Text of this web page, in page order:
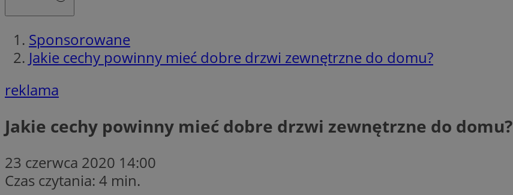
Sponsorowane
Jakie cechy powinny mieć dobre drzwi zewnętrzne do domu?
reklama
Jakie cechy powinny mieć dobre drzwi zewnętrzne do domu?
23 czerwca 2020 14:00
Czas czytania: 4 min.